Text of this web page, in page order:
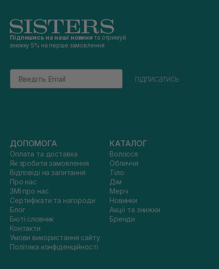
Підпишись на наші новини та отримуй
знижку 5% на перше замовлення
Email
підписатись
ДОПОМОГА
Оплата та доставка
Як зробити замовлення
Відповіді на запитання
Про нас
ЗМІ про нас
Сертифікати та нагороди
Блог
Бюті словник
Контакти
Умови використання сайту
Політика конфіденційності
КАТАЛОГ
Волосся
Обличчя
Тіло
Дім
Мерч
Новинки
Акції та знижки
Бренди